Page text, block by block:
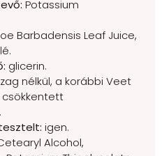
Potassium
Barbadensis Leaf Juice,
glicerin.
nélkül, a korábbi Veet
csökkentett
igen.
Alcohol,